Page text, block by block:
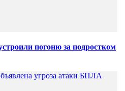
погоню за подростком